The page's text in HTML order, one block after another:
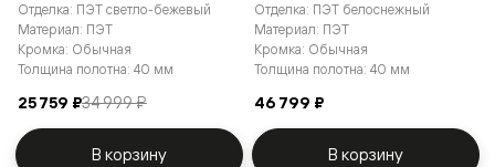
Отделка: ПЭТ светло-бежевый
Материал: ПЭТ
Кромка: Обычная
Толщина полотна: 40 мм
25 759 ₽34 999 ₽
В корзину
Отделка: ПЭТ белоснежный
Материал: ПЭТ
Кромка: Обычная
Толщина полотна: 40 мм
46 799 ₽
В корзину